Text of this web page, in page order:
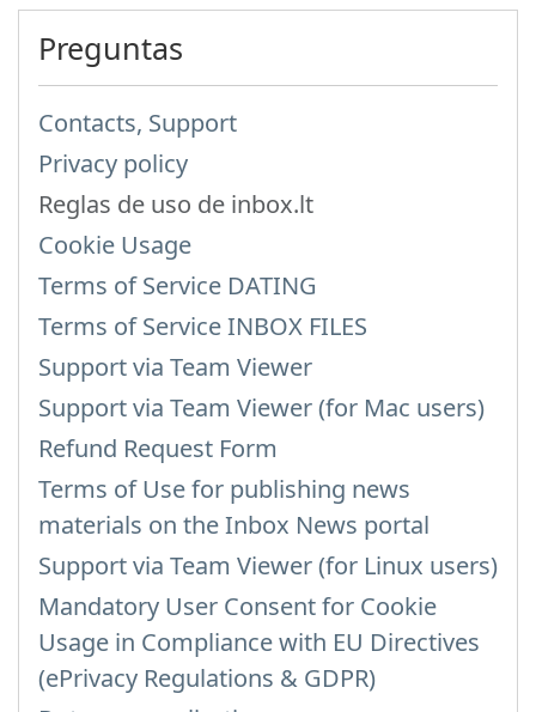
Preguntas
Contacts, Support
Privacy policy
Reglas de uso de inbox.lt
Cookie Usage
Terms of Service DATING
Terms of Service INBOX FILES
Support via Team Viewer
Support via Team Viewer (for Mac users)
Refund Request Form
Terms of Use for publishing news
materials on the Inbox News portal
Support via Team Viewer (for Linux users)
Mandatory User Consent for Cookie
Usage in Compliance with EU Directives
(ePrivacy Regulations & GDPR)